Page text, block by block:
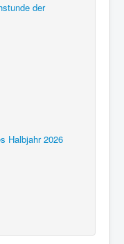
der
Halbjahr 2026